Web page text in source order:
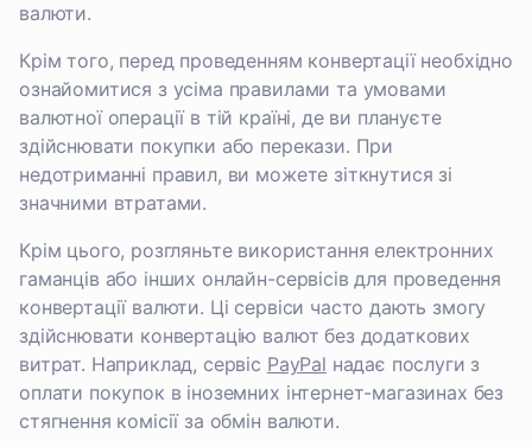
валюти.
Крім того, перед проведенням конвертації необхідно
ознайомитися з усіма правилами та умовами
валютної операції в тій країні, де ви плануєте
здійснювати покупки або перекази. При
недотриманні правил, ви можете зіткнутися зі
значними втратами.
Крім цього, розгляньте використання електронних
гаманців або інших онлайн-сервісів для проведення
конвертації валюти. Ці сервіси часто дають змогу
здійснювати конвертацію валют без додаткових
витрат. Наприклад, сервіс PayPal надає послуги з
оплати покупок в іноземних інтернет-магазинах без
стягнення комісії за обмін валюти.